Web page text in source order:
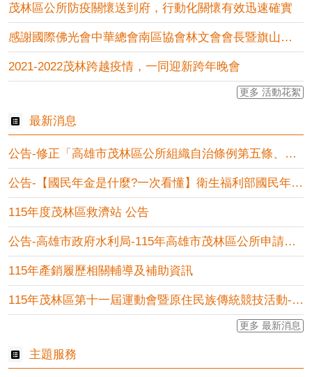
茂林區公所防疫關懷送到府，行動化關懷有效迅速確實
感謝國際佛光會中華總會南區協會林文會會長暨旗山第一、第二分會....
2021-2022茂林跨越疫情，一同迎新跨年晚會
更多 活動花絮
最新消息
公告-修正「高雄市茂林區公所組織自治條例第五條、第九條、第十....
公告-【國民年金是什麼?一次看懂】衛生福利部國民年金相關宣導
115年度茂林區救濟站 公告
公告-高雄市政府水利局-115年高雄市茂林區公所申請地下水家....
115年產銷履歷相關輔導及補助資訊
115年茂林區第十一屆運動會暨原住民族傳統競技活動-市集攤位....
更多 最新消息
主題服務